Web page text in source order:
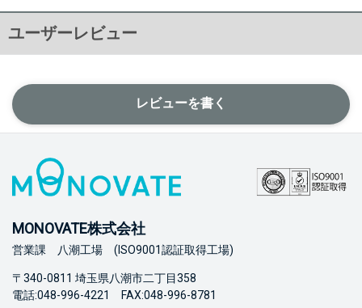
ユーザーレビュー
レビューを書く
MONOVATE株式会社
営業課 八潮工場 (ISO9001認証取得工場)
〒340-0811 埼玉県八潮市二丁目358
電話:048-996-4221 FAX:048-996-8781